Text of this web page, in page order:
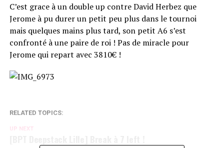
C’est grace à un double up contre David Herbez que
Jerome à pu durer un petit peu plus dans le tournoi
mais quelques mains plus tard, son petit A6 s’est
confronté à une paire de roi ! Pas de miracle pour
Jerome qui repart avec 3810€ !
RELATED TOPICS:
UP NEXT